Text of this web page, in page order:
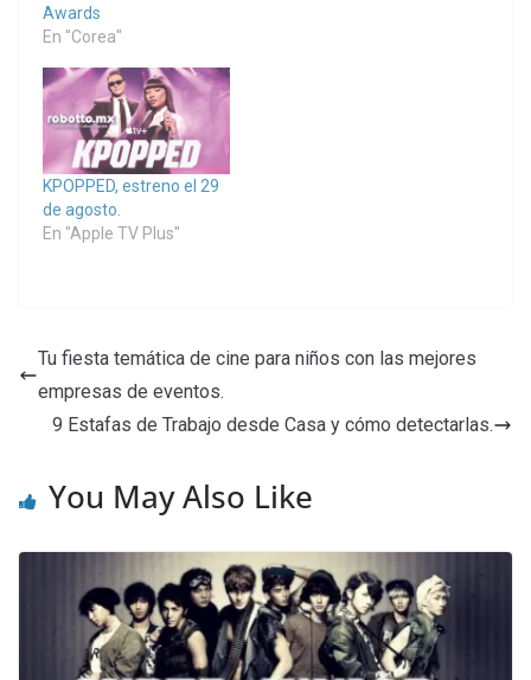
Awards
En "Corea"
KPOPPED, estreno el 29
de agosto.
En "Apple TV Plus"
Tu fiesta temática de cine para niños con las mejores
empresas de eventos.
9 Estafas de Trabajo desde Casa y cómo detectarlas.
You May Also Like